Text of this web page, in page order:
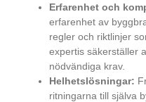
Erfarenhet och
erfarenhet av
regler och riktlinjer
expertis säkerställer
nödvändiga krav.
Helhetslösningar:
ritningarna till själva